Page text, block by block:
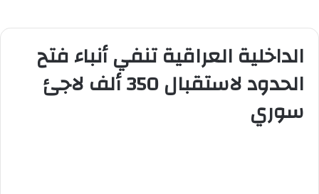
الداخلية العراقية تنفي أنباء فتح
الحدود لاستقبال 350 ألف لاجئ
سوري